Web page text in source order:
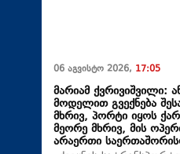
06 აგვისტო 2026, 17:05
მარიამ ქვრივიშვილი:
მოდელით გვექნება
მხრივ, პორტი იყოს
მეორე მხრივ, მის
არაერთი